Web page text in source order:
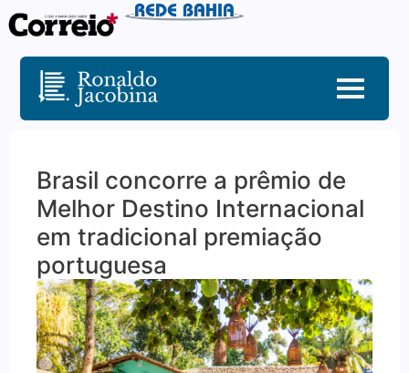
Brasil concorre a prêmio de
Melhor Destino Internacional
em tradicional premiação
portuguesa